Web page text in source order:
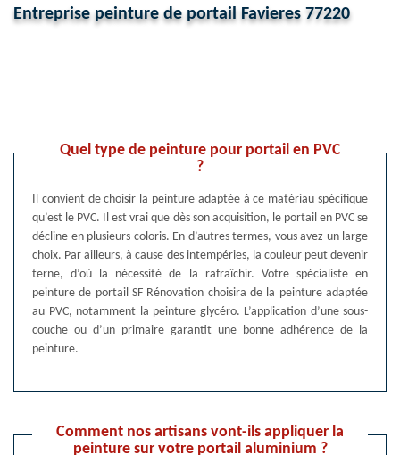
Entreprise peinture de portail Favieres 77220
Quel type de peinture pour portail en PVC
?
Il convient de choisir la peinture adaptée à ce matériau spécifique
qu’est le PVC. Il est vrai que dès son acquisition, le portail en PVC se
décline en plusieurs coloris. En d’autres termes, vous avez un large
choix. Par ailleurs, à cause des intempéries, la couleur peut devenir
terne, d’où la nécessité de la rafraîchir. Votre spécialiste en
peinture de portail SF Rénovation choisira de la peinture adaptée
au PVC, notamment la peinture glycéro. L’application d’une sous-
couche ou d’un primaire garantit une bonne adhérence de la
peinture.
Comment nos artisans vont-ils appliquer la
peinture sur votre portail aluminium ?